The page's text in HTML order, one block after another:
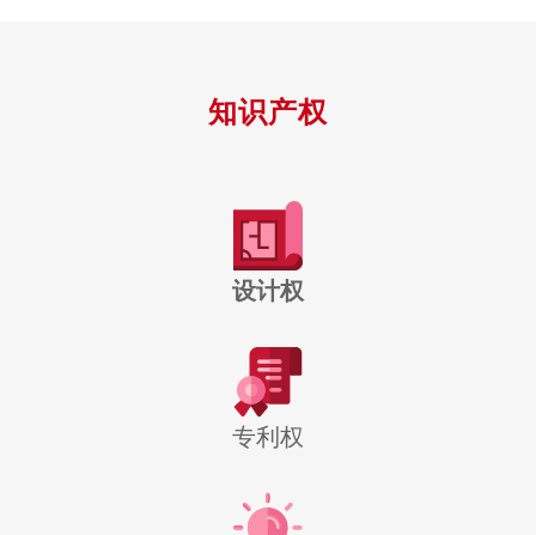
知识产权
设计权
专利权